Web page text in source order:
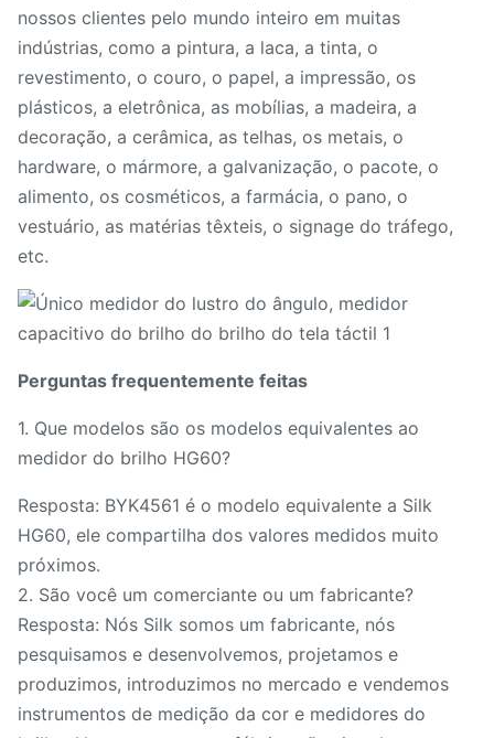
nossos clientes pelo mundo inteiro em muitas
indústrias, como a pintura, a laca, a tinta, o
revestimento, o couro, o papel, a impressão, os
plásticos, a eletrônica, as mobílias, a madeira, a
decoração, a cerâmica, as telhas, os metais, o
hardware, o mármore, a galvanização, o pacote, o
alimento, os cosméticos, a farmácia, o pano, o
vestuário, as matérias têxteis, o signage do tráfego,
etc.
Perguntas frequentemente feitas
1. Que modelos são os modelos equivalentes ao
medidor do brilho HG60?
Resposta: BYK4561 é o modelo equivalente a Silk
HG60, ele compartilha dos valores medidos muito
próximos.
2. São você um comerciante ou um fabricante?
Resposta: Nós Silk somos um fabricante, nós
pesquisamos e desenvolvemos, projetamos e
produzimos, introduzimos no mercado e vendemos
instrumentos de medição da cor e medidores do